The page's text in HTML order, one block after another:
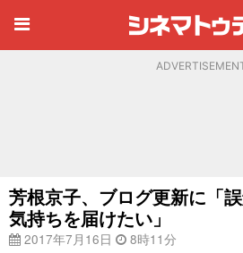
芳根京子、ブログ更新に「
気持ちを届けたい」
2017年7月16日
8時11分